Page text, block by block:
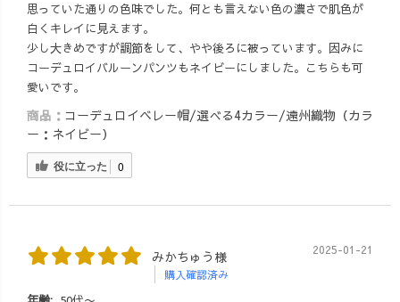
「こんなの欲し
いな〜!!」や、
「この色でも作
って欲しい〜
🌈」 などなど、
みなさんからの
たくさんのご要
望お待ちしてま
ーす!!🤗
秋冬コーデ #ゆ
て、ワクワクお
ら嬉しいです😆
✨ #UZUiRO #
染め #藍染 #アラ
思っていた通りの色味でした。何とも言えない色の濃さで肌色が
白くキレイに見えます。
少し大きめですが調節をして、やや後ろに被っています。因みに
コーデュロイバルーンパンツもネイビーにしました。こちらも可
愛いです。
商品： コーデュロイベレー帽/選べる4カラー/遠州織物（カラ
ー：ネイビー）
役に立った 0
みかちゅう様
購入確認済み
2025-01-21